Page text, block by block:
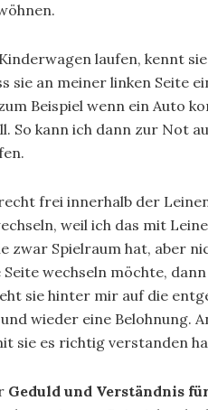
laufen, kennt sie
sie an meiner linken Seite
Beispiel wenn ein Auto
So kann ich dann zur Not
frei innerhalb der
weil ich das mit
zwar Spielraum hat, aber
wechseln möchte,
sie hinter mir auf die
wieder eine Belohnung.
sie es richtig verstanden
Geduld und Verständnis